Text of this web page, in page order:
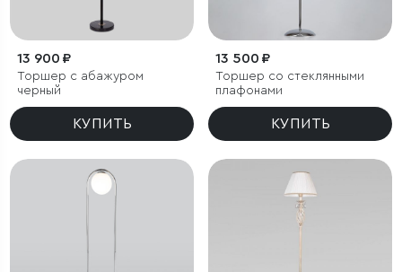
13 900 ₽
Торшер с абажуром
черный
КУПИТЬ
13 500 ₽
Торшер со стеклянными
плафонами
КУПИТЬ